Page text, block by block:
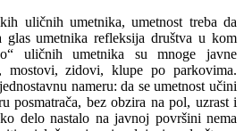
uličnih umetnika, umetnost treba da
umetnika refleksija društva u kom
uličnih umetnika su mnoge javne
mostovi, zidovi, klupe po parkovima.
nameru: da se umetnost učini
posmatrača, bez obzira na pol, uzrast i
delo nastalo na javnoj površini nema